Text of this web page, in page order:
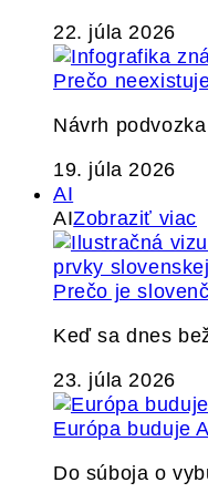
22. júla 2026
Prečo
Návrh
19. júla 2026
AI
AIZobraziť viac
Prečo je
Keď sa dnes
23. júla 2026
Európa buduje
Do súboja o